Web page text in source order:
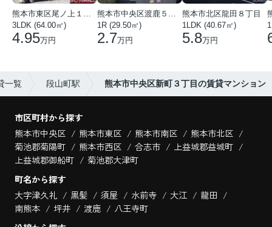
熊本市東区尾ノ上１丁目
3LDK (64.00㎡)
4.95万円
熊本市中央区渡鹿５丁目
1R (29.50㎡)
2.7万円
熊本市北区龍田８丁目
1LDK (40.67㎡)
5.8万円
一覧 段山町駅 熊本市中央区新町３丁目の賃貸マンション
市区町村から探す
熊本市中央区
熊本市東区 熊本市南区
熊本市北区
菊池郡菊陽町
熊本市西区 合志市
上益城郡益城町
上益城郡御船町
菊池郡大津町
町名から探す
大字津久礼
黒髪 須屋 水前寺 大江
龍田
南熊本
坪井 渡鹿
八王寺町